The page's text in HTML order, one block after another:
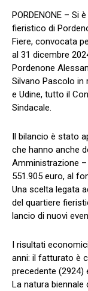
PORDENONE – Si
fieristico di
Fiere, convocata
al 31 dicembre
Pordenone
Silvano Pascolo in
e Udine, tutto il
Sindacale.
Il bilancio è stato
che hanno anche
Amministrazione –
551.905 euro, al
Una scelta legata
del quartiere
lancio di nuovi
I risultati
anni: il fatturato è
precedente (2924)
La natura